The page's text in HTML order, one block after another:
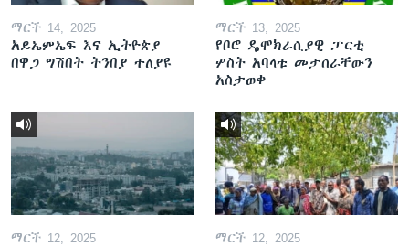
ማርች 14, 2025
አይኤምኤፍ እና ኢትዮጵያ
በዋጋ ግሽበት ትንበያ ተለያዩ
ማርች 13, 2025
የቦሮ ዴሞክራሲያዊ ፓርቲ
ሦስት አባላቱ መታሰራቸውን
አስታወቀ
ማርች 12, 2025 ማርች 12, 2025